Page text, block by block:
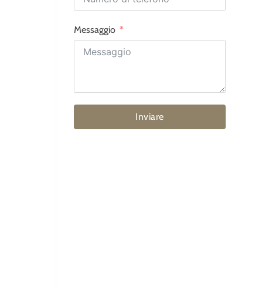
Messaggio
Inviare